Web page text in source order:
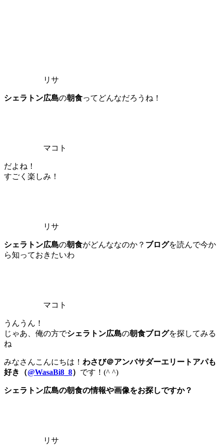
リサ
シェラトン広島の朝食ってどんなだろうね！
マコト
だよね！
すごく楽しみ！
リサ
シェラトン広島の朝食がどんななのか？ ブログを読んで今か
ら知っておきたいわ
マコト
うんうん！
じゃあ、俺の方でシェラトン広島の朝食ブログを探してみる
ね
みなさんこんにちは！ わさび＠アンバサダーエリートアパも
好き（@WasaBi8_8） です！(^ ^)
シェラトン広島の朝食の情報や画像をお探しですか？
リサ